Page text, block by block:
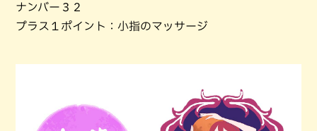
ナンバー３２
プラス１ポイント：小指のマッサージ